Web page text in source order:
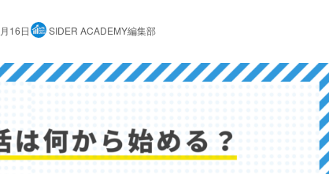
16日 SIDER ACADEMY編集部